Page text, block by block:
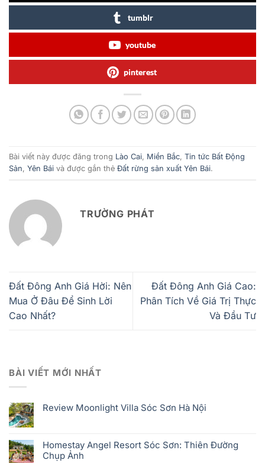
tumblr
youtube
pinterest
Bài viết này được đăng trong Lào Cai, Miền Bắc, Tin tức Bất Động
Sản, Yên Bái và được gắn thẻ Đất rừng sản xuất Yên Bái.
TRƯỜNG PHÁT
Đất Đông Anh Giá Hời: Nên
Mua Ở Đâu Để Sinh Lời
Cao Nhất?
Đất Đông Anh Giá Cao:
Phân Tích Về Giá Trị Thực
Và Đầu Tư
BÀI VIẾT MỚI NHẤT
Review Moonlight Villa Sóc Sơn Hà Nội
Homestay Angel Resort Sóc Sơn: Thiên Đường
Chụp Ảnh